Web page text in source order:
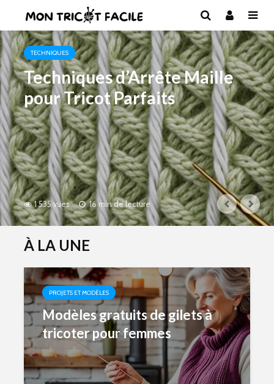
TECHNIQUES
Techniques d’Arrête Maille
pour Tricot Parfaits
1 535 vues 16 min de lecture
À LA UNE
PROJETS ET MODÈLES
Modèles gratuits de gilets à
tricoter pour femmes